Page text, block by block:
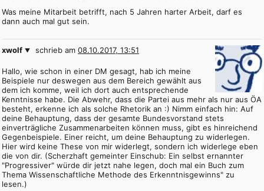
Was meine Mitarbeit betrifft, nach 5 Jahren harter Arbeit, darf es
dann auch mal gut sein.
xwolf schrieb am 08.10.2017, 13:51
Hallo, wie schon in einer DM gesagt, hab ich meine
Beispiele nur deswegen aus dem Bereich gewählt aus
dem ich komme, weil ich dort auch entsprechende
Kenntnisse habe. Die Abwehr, dass die Partei aus mehr als nur aus ÖA
besteht, erkenne ich als solche Rhetorik an :) Nimm einfach hin: Auf
deine Behauptung, dass der gesamte Bundesvorstand stets
einverträgliche Zusammenarbeiten können muss, gibt es hinreichend
Gegenbeispiele. Einer reicht, um deine Behauptung zu widerlegen.
Hier wird keine These von mir widerlegt, sondern ich widerlege eben
die von dir. (Scherzhaft gemeinter Einschub: Ein selbst ernannter
"Progressiver" würde dir jetzt nahe legen, doch mal ein Buch zum
Thema Wissenschaftliche Methode des Erkenntnisgewinns" zu
lesen.)